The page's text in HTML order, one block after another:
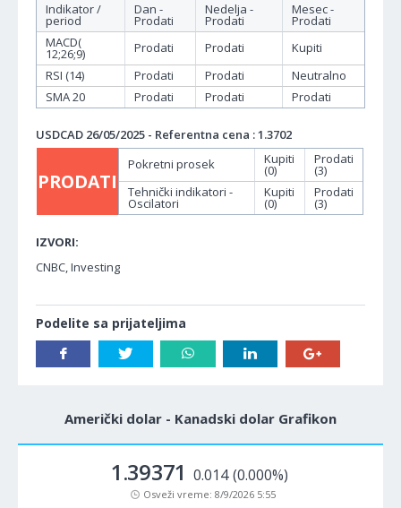
Indikator /
period
Dan -
Prodati
Nedelja -
Prodati
Mesec -
Prodati
MACD(
12;26;9) Prodati Prodati
Kupiti
RSI (14)
Prodati Prodati
Neutralno
SMA 20
Prodati Prodati Prodati
USDCAD 26/05/2025 - Referentna cena : 1.3702
PRODATI
Pokretni prosek Kupiti
(0)
Prodati
(3)
Tehnički indikatori -
Oscilatori
Kupiti
(0)
Prodati
(3)
IZVORI:
CNBC, Investing
Podelite sa prijateljima
Američki dolar - Kanadski dolar Grafikon
1.39371 0.014 (0.000%)
Osveži vreme: 8/9/2026 5:55